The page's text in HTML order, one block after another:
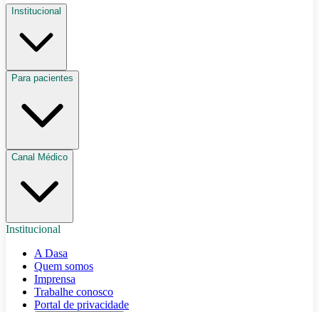
Institucional
Para pacientes
Canal Médico
Institucional
A Dasa
Quem somos
Imprensa
Trabalhe conosco
Portal de privacidade